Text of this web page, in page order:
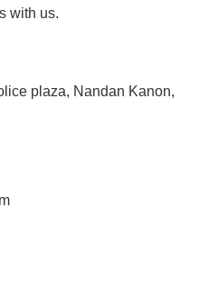
with us.
plaza, Nandan Kanon,